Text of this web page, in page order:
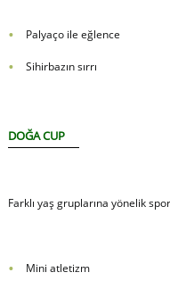
Palyaço ile eğlence
Sihirbazın sırrı
DOĞA CUP
Farklı yaş gruplarına yönelik
Mini atletizm